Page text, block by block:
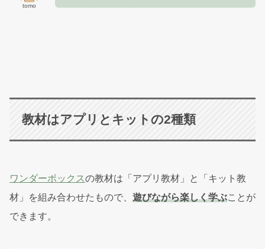
tomo
教材はアプリとキットの2種類
ワンダーボックスの教材は「アプリ教材」と「キット教
材」を組み合わせたもので、 遊びながら楽しく学ぶことが
できます。